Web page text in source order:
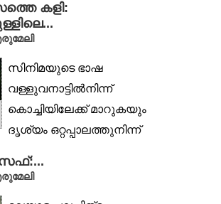
രണ്ടായിരത്തിന്
ശേഷമാണ്....
കളി:
സിനിമയുടെ ഭാഷ
വള്ളുവനാട്ടില്‍നിന്ന്
കൊച്ചിയിലേക്ക് മാറുകയും
ദൃശ്യം ഒറ്റപ്പാലത്തുനിന്ന്
പരിവര്‍ത്തനപ്പെടുകയും